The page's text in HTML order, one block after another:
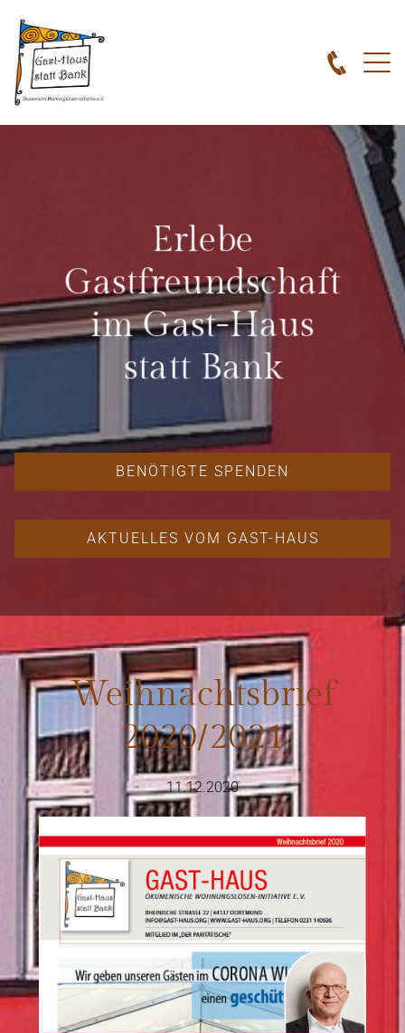
Erlebe
Gastfreundschaft
im Gast-Haus
statt Bank
BENÖTIGTE SPENDEN
AKTUELLES VOM GAST-HAUS
Weihnachtsbrief
2020/2021
11.12.2020